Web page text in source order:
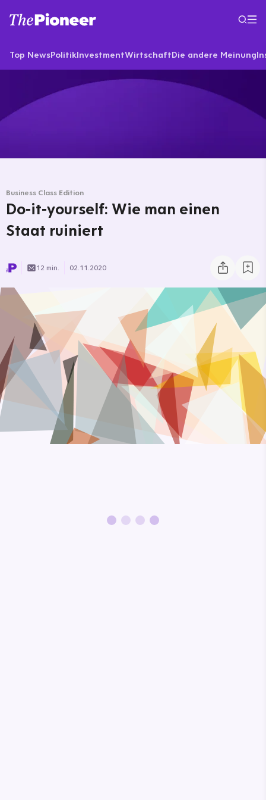
Top NewsPolitikInvestmentWirtschaftDie andere Meinung
Business Class Edition
Do-it-yourself: Wie man einen
Staat ruiniert
12 min. 02.11.2020